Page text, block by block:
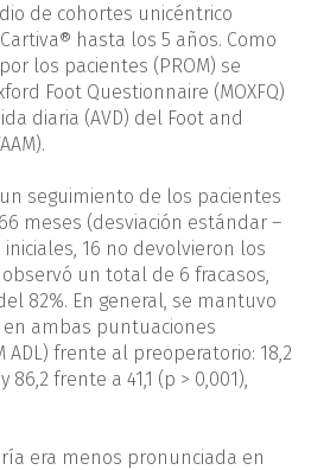
de cohortes unicéntrico
hasta los 5 años. Como
los pacientes (PROM) se
Foot Questionnaire (MOXFQ)
diaria (AVD) del Foot and
seguimiento de los pacientes
meses (desviación estándar –
iniciales, 16 no devolvieron los
observó un total de 6 fracasos,
82%. En general, se mantuvo
ambas puntuaciones
ADL) frente al preoperatorio: 18,2
86,2 frente a 41,1 (p > 0,001),
era menos pronunciada en